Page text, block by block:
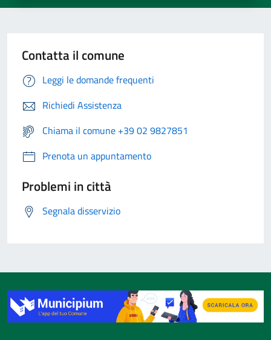
Contatta il comune
Leggi le domande frequenti
Richiedi Assistenza
Chiama il comune +39 02 9827851
Prenota un appuntamento
Problemi in città
Segnala disservizio